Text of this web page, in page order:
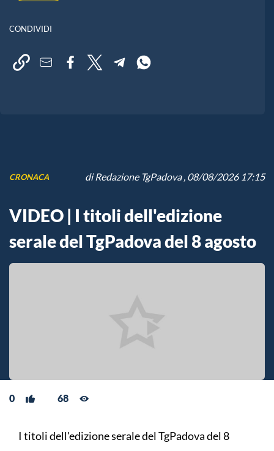
CONDIVIDI
CRONACA diRedazione TgPadova, 08/08/2026 17:15
VIDEO | I titoli dell'edizione
serale del TgPadova del 8 agosto
0 68
I titoli dell'edizione serale del TgPadova del 8